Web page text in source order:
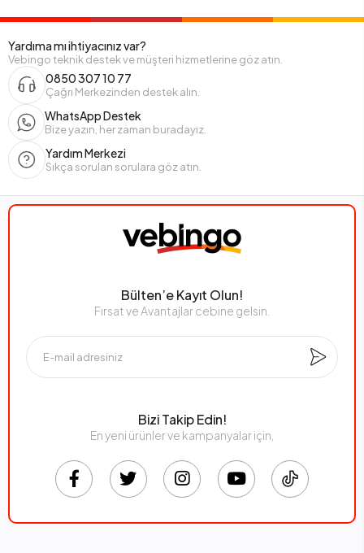
Yardıma mı ihtiyacınız var?
Vebingo teknik destek ve müşteri hizmetlerine göz atın.
0850 307 10 77
Çağrı Merkezinden destek alın.
WhatsApp Destek
Bize yazın, her zaman buradayız.
Yardım Merkezi
Sıkça sorulan sorulara göz atın.
Bülten’e Kayıt Olun!
Fırsat ve Avantajlar cebine gelsin.
Bizi Takip Edin!
En yeni ürünler ve kampanyalar için,